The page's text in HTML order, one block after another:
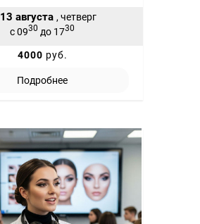
13 августа , четверг
с 0930 до 1730
4000 руб.
Подробнее